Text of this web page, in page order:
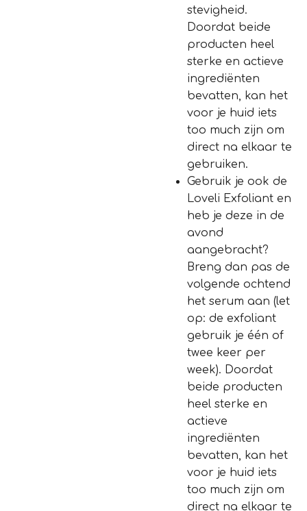
stevigheid.
Doordat beide
producten heel
sterke en actieve
ingrediënten
bevatten, kan het
voor je huid iets
too much zijn om
direct na elkaar te
gebruiken.
Gebruik je ook de
Loveli Exfoliant en
heb je deze in de
avond
aangebracht?
Breng dan pas de
volgende ochtend
het serum aan (let
op: de exfoliant
gebruik je één of
twee keer per
week). Doordat
beide producten
heel sterke en
actieve
ingrediënten
bevatten, kan het
voor je huid iets
too much zijn om
direct na elkaar te